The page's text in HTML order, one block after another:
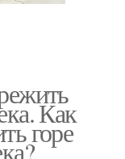
Как
горе